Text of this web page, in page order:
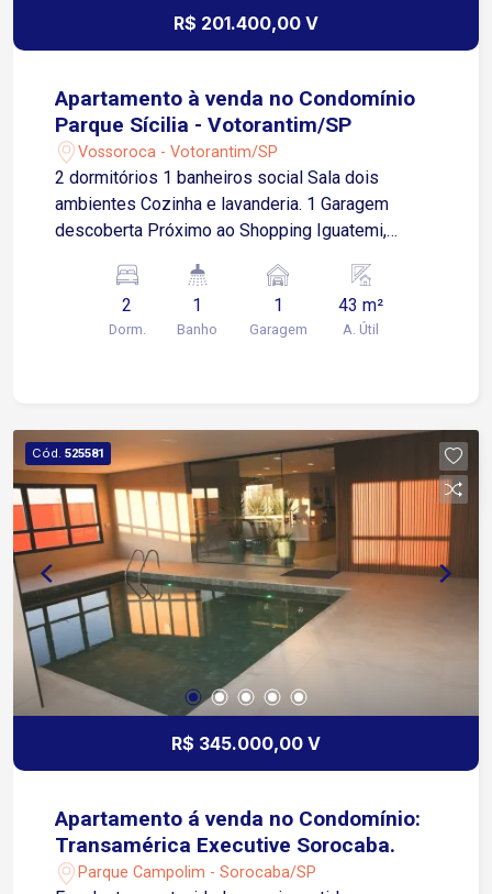
R$ 201.400,00 V
Apartamento à venda no Condomínio
Parque Sícilia - Votorantim/SP
Vossoroca - Votorantim/SP
2 dormitórios 1 banheiros social Sala dois
ambientes Cozinha e lavanderia. 1 Garagem
descoberta Próximo ao Shopping Iguatemi,
2
Dorm.
1
Banho
1
Garagem
43 m²
A. Útil
Cód. 525581
R$ 345.000,00 V
Apartamento á venda no Condomínio:
Transamérica Executive Sorocaba.
Parque Campolim - Sorocaba/SP